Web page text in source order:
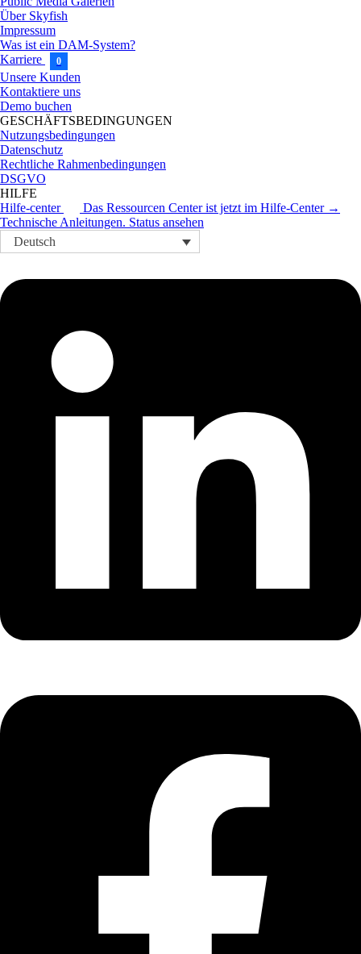
Über Skyfish
Impressum
Was ist ein DAM-System?
Karriere
0
Unsere Kunden
Kontaktiere uns
Demo buchen
GESCHÄFTSBEDINGUNGEN
Nutzungsbedingungen
Datenschutz
Rechtliche Rahmenbedingungen
DSGVO
HILFE
Hilfe-center
Das Ressourcen Center ist jetzt im Hilfe-Center →
Technische Anleitungen. Status ansehen
Deutsch